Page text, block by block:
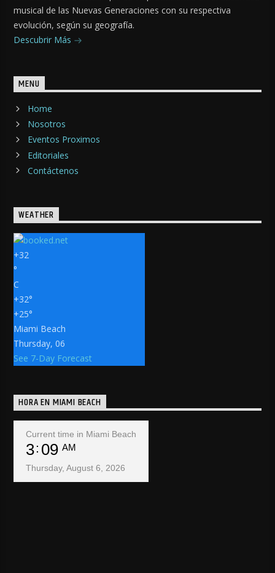
musical de las Nuevas Generaciones con su respectiva
evolución, según su geografía.
Descubrir Más
MENU
Home
Nosotros
Eventos Proximos
Editoriales
Contáctenos
WEATHER
+32
°
C
+32°
+25°
Miami Beach
Thursday, 06
See 7-Day Forecast
HORA EN MIAMI BEACH
Current time in Miami Beach
3 09 AM
Thursday, August 6, 2026